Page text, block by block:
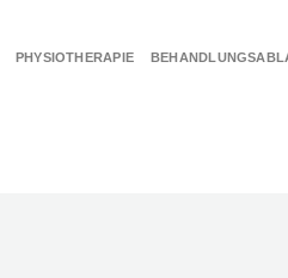
PHYSIOTHERAPIE